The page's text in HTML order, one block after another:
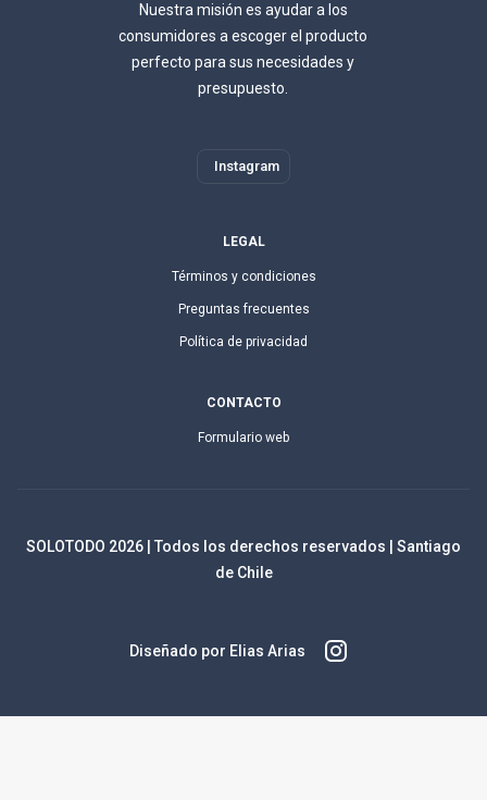
Nuestra misión es ayudar a los
consumidores a escoger el producto
perfecto para sus necesidades y
presupuesto.
Instagram
LEGAL
Términos y condiciones
Preguntas frecuentes
Política de privacidad
CONTACTO
Formulario web
SOLOTODO 2026 | Todos los derechos reservados | Santiago
de Chile
Diseñado por Elias Arias